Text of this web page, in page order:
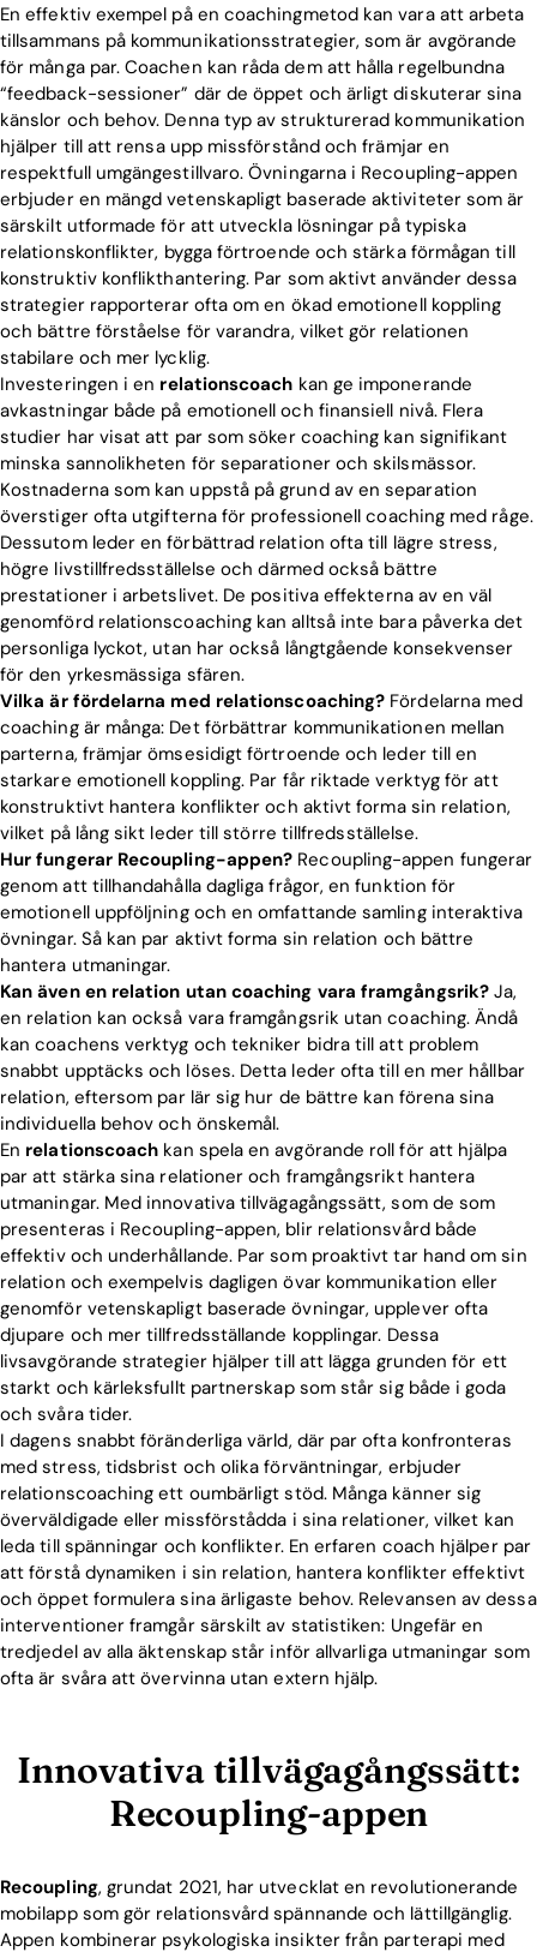
En effektiv exempel på en coachingmetod kan vara att arbeta
tillsammans på kommunikationsstrategier, som är avgörande
för många par. Coachen kan råda dem att hålla regelbundna
“feedback-sessioner” där de öppet och ärligt diskuterar sina
känslor och behov. Denna typ av strukturerad kommunikation
hjälper till att rensa upp missförstånd och främjar en
respektfull umgängestillvaro. Övningarna i Recoupling-appen
erbjuder en mängd vetenskapligt baserade aktiviteter som är
särskilt utformade för att utveckla lösningar på typiska
relationskonflikter, bygga förtroende och stärka förmågan till
konstruktiv konflikthantering. Par som aktivt använder dessa
strategier rapporterar ofta om en ökad emotionell koppling
och bättre förståelse för varandra, vilket gör relationen
stabilare och mer lycklig.
Investeringen i en relationscoach kan ge imponerande
avkastningar både på emotionell och finansiell nivå. Flera
studier har visat att par som söker coaching kan signifikant
minska sannolikheten för separationer och skilsmässor.
Kostnaderna som kan uppstå på grund av en separation
överstiger ofta utgifterna för professionell coaching med råge.
Dessutom leder en förbättrad relation ofta till lägre stress,
högre livstillfredsställelse och därmed också bättre
prestationer i arbetslivet. De positiva effekterna av en väl
genomförd relationscoaching kan alltså inte bara påverka det
personliga lyckot, utan har också långtgående konsekvenser
för den yrkesmässiga sfären.
Vilka är fördelarna med relationscoaching? Fördelarna med
coaching är många: Det förbättrar kommunikationen mellan
parterna, främjar ömsesidigt förtroende och leder till en
starkare emotionell koppling. Par får riktade verktyg för att
konstruktivt hantera konflikter och aktivt forma sin relation,
vilket på lång sikt leder till större tillfredsställelse.
Hur fungerar Recoupling-appen? Recoupling-appen fungerar
genom att tillhandahålla dagliga frågor, en funktion för
emotionell uppföljning och en omfattande samling interaktiva
övningar. Så kan par aktivt forma sin relation och bättre
hantera utmaningar.
Kan även en relation utan coaching vara framgångsrik?Ja,
en relation kan också vara framgångsrik utan coaching. Ändå
kan coachens verktyg och tekniker bidra till att problem
snabbt upptäcks och löses. Detta leder ofta till en mer hållbar
relation, eftersom par lär sig hur de bättre kan förena sina
individuella behov och önskemål.
En relationscoach kan spela en avgörande roll för att hjälpa
par att stärka sina relationer och framgångsrikt hantera
utmaningar. Med innovativa tillvägagångssätt, som de som
presenteras i Recoupling-appen, blir relationsvård både
effektiv och underhållande. Par som proaktivt tar hand om sin
relation och exempelvis dagligen övar kommunikation eller
genomför vetenskapligt baserade övningar, upplever ofta
djupare och mer tillfredsställande kopplingar. Dessa
livsavgörande strategier hjälper till att lägga grunden för ett
starkt och kärleksfullt partnerskap som står sig både i goda
och svåra tider.
I dagens snabbt föränderliga värld, där par ofta konfronteras
med stress, tidsbrist och olika förväntningar, erbjuder
relationscoaching ett oumbärligt stöd. Många känner sig
överväldigade eller missförstådda i sina relationer, vilket kan
leda till spänningar och konflikter. En erfaren coach hjälper par
att förstå dynamiken i sin relation, hantera konflikter effektivt
och öppet formulera sina ärligaste behov. Relevansen av dessa
interventioner framgår särskilt av statistiken: Ungefär en
tredjedel av alla äktenskap står inför allvarliga utmaningar som
ofta är svåra att övervinna utan extern hjälp.
Innovativa tillvägagångssätt:
Recoupling-appen
Recoupling, grundat 2021, har utvecklat en revolutionerande
mobilapp som gör relationsvård spännande och lättillgänglig.
Appen kombinerar psykologiska insikter från parterapi med